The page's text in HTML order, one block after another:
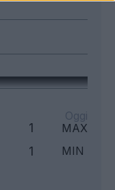
Oggi
1 MAX
1 MIN